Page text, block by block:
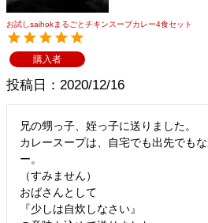
お試しsaihokまるごとチキンスープカレー4食セット
購入者
投稿日 2020/12/16
兄の甥っ子、姪っ子に送りました。
カレースープは、自宅でも出先でも
ー。
（すみません）
おばさんとして
『少しは自炊しなさい』